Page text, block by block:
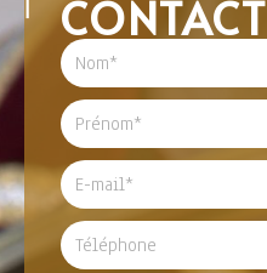
CONTACT